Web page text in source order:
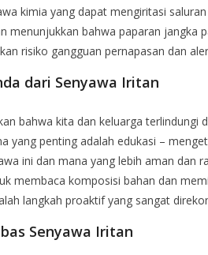
kimia yang dapat mengiritasi
menunjukkan bahwa paparan jangka
risiko gangguan pernapasan dan
dari Senyawa Iritan
bahwa kita dan keluarga terlindungi
yang penting adalah edukasi –
ini dan mana yang lebih aman dan
membaca komposisi bahan dan
langkah proaktif yang sangat
Senyawa Iritan